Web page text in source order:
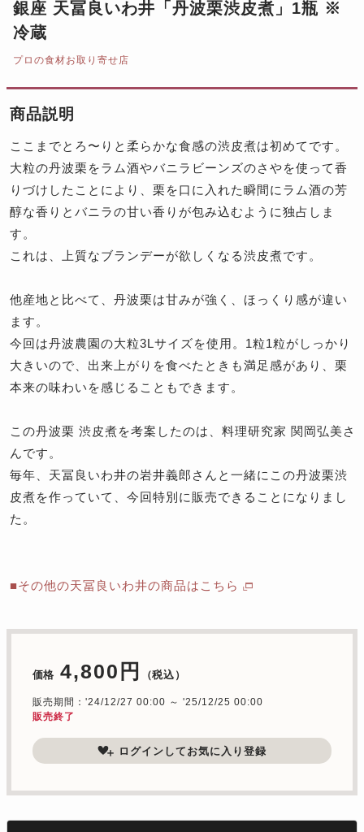
銀座 天冨良いわ井「丹波栗渋皮煮」1瓶 ※
冷蔵
プロの食材お取り寄せ店
商品説明
ここまでとろ〜りと柔らかな食感の渋皮煮は初めてです。
大粒の丹波栗をラム酒やバニラビーンズのさやを使って香
りづけしたことにより、栗を口に入れた瞬間にラム酒の芳
醇な香りとバニラの甘い香りが包み込むように独占しま
す。
これは、上質なブランデーが欲しくなる渋皮煮です。
他産地と比べて、丹波栗は甘みが強く、ほっくり感が違い
ます。
今回は丹波農園の大粒3Lサイズを使用。1粒1粒がしっかり
大きいので、出来上がりを食べたときも満足感があり、栗
本来の味わいを感じることもできます。
この丹波栗 渋皮煮を考案したのは、料理研究家 関岡弘美さ
んです。
毎年、天冨良いわ井の岩井義郎さんと一緒にこの丹波栗渋
皮煮を作っていて、今回特別に販売できることになりまし
た。
■その他の天冨良いわ井の商品はこちら
価格 4,800円 （税込）
販売期間：'24/12/27 00:00 ～ '25/12/25 00:00
販売終了
ログインしてお気に入り登録